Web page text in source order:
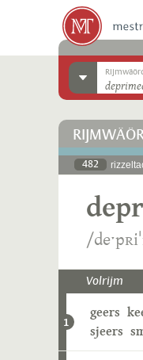
482
/
Volrijm
1
geers
sjeers